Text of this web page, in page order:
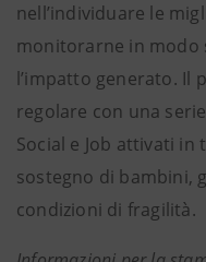
nell’individuare le
monitorarne in modo
l’impatto generato. Il
regolare con una
Social e Job attivati
sostegno di bambini,
condizioni di fragilità.